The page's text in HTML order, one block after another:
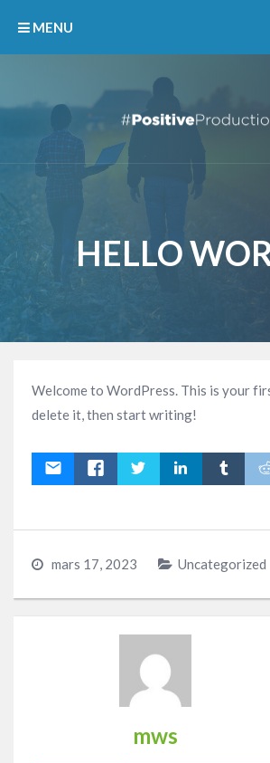
MENU
HELLO
Welcome to WordPress. This is your
delete it, then start writing!
mars 17, 2023 Uncategorized
mws